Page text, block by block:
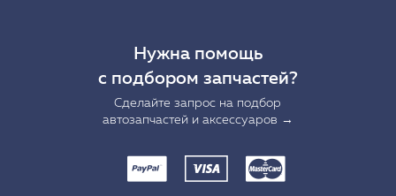
Нужна помощь
с подбором запчастей?
Сделайте запрос на подбор
автозапчастей и аксессуаров →